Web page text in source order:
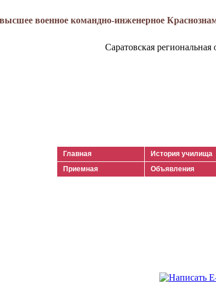
военное командно-инженерное
Саратовская
Главная История училища
Приемная
Объявления